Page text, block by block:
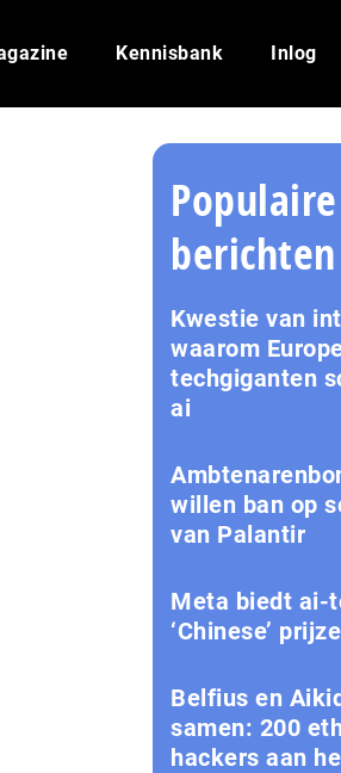
Kennisbank Inlog
Populaire
berichten
Kwestie van
waarom
techgiganten
ai
willen ban op
van Palantir
Meta biedt ai-
‘Chinese’
Belfius en
samen: 200
hackers aan